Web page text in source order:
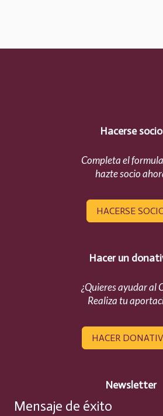
Hacerse socio
Completa el
hazte socio
HACERSE
Hacer un
¿Quieres ayudar al
Realiza tu
HACER
Newsletter
Mensaje de éxito